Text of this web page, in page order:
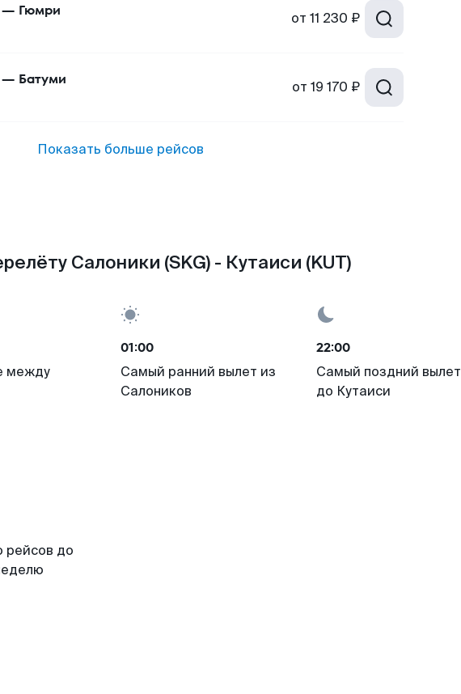
— Гюмри от 11 230 ₽
— Батуми от 19 170 ₽
Показать больше рейсов
Салоники (SKG) - Кутаиси (KUT)
между
01:00
Самый ранний вылет из
Салоников
22:00
Самый поздний вылет
до Кутаиси
рейсов до